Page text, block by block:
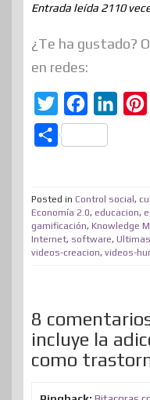
Entrada leída 2110
¿Te ha gustado?
en redes:
w
t
e
r
a
c
b
o
o
e
d
I
e
C
p
a
r
r
Posted in Control social,
Economía 2.0, educacion,
gamificación, Knowledge
Internet, software,
videos-creacion, videos-
8
incluye la
como